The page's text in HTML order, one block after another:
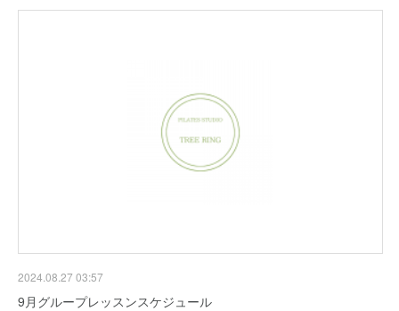
2024.08.27 03:57
9月グループレッスンスケジュール